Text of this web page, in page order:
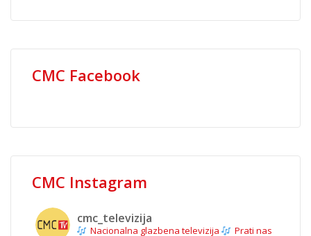
CMC Facebook
CMC Instagram
cmc_televizija
Nacionalna glazbena televizija
Prati nas